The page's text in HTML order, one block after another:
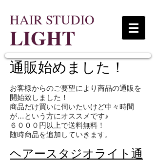
HAIR STUDIO
LIGHT
​通販始めました！
お客様からのご要望により商品の通販を
開始致しました！
商品だけ買いに伺いたいけど中々時間
が…という方にオススメです♪
６０００円以上で送料無料！
​随時商品を追加していきます。
ヘアースタジオライト通